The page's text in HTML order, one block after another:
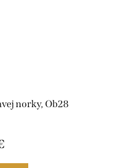
norky, Ob28